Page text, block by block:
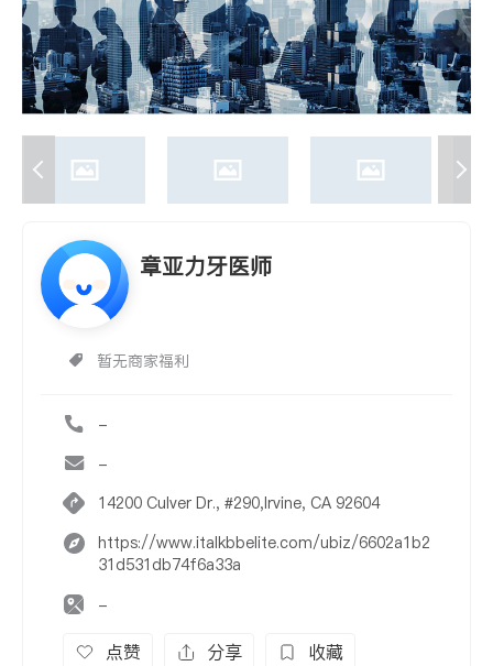
养老 非盈利组织
章亚力牙医师
暂无商家福利
-
-
14200 Culver Dr., #290,Irvine, CA 92604
https://www.italkbbelite.com/ubiz/6602a1b2
31d531db74f6a33a
-
点赞 分享 收藏